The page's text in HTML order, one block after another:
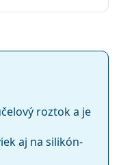
roztok a je
aj na silikón-